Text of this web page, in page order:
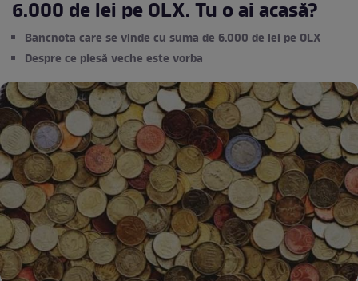
6.000 de lei pe OLX. Tu o ai acasă?
Bancnota care se vinde cu suma de 6.000 de lei pe OLX
Despre ce piesă veche este vorba